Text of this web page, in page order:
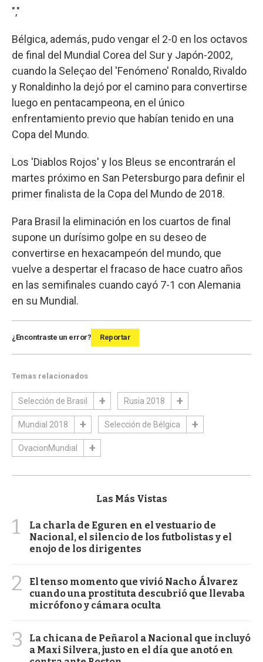
","
Bélgica, además, pudo vengar el 2-0 en los octavos
de final del Mundial Corea del Sur y Japón-2002,
cuando la Seleçao del 'Fenómeno' Ronaldo, Rivaldo
y Ronaldinho la dejó por el camino para convertirse
luego en pentacampeona, en el único
enfrentamiento previo que habían tenido en una
Copa del Mundo.
Los 'Diablos Rojos' y los Bleus se encontrarán el
martes próximo en San Petersburgo para definir el
primer finalista de la Copa del Mundo de 2018.
Para Brasil la eliminación en los cuartos de final
supone un durísimo golpe en su deseo de
convertirse en hexacampeón del mundo, que
vuelve a despertar el fracaso de hace cuatro años
en las semifinales cuando cayó 7-1 con Alemania
en su Mundial.
¿Encontraste un error? Reportar
Temas relacionados
Selección de Brasil Rusia 2018
Mundial 2018 Selección de Bélgica
OvacionMundial
Las Más Vistas
1
La charla de Eguren en el vestuario de
Nacional, el silencio de los futbolistas y el
enojo de los dirigentes
2
El tenso momento que vivió Nacho Álvarez
cuando una prostituta descubrió que llevaba
micrófono y cámara oculta
3
La chicana de Peñarol a Nacional que incluyó
a Maxi Silvera, justo en el día que anotó en